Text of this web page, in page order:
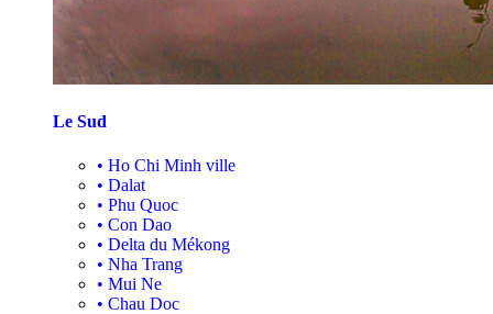
Le Sud
• Ho Chi Minh ville
• Dalat
• Phu Quoc
• Con Dao
• Delta du Mékong
• Nha Trang
• Mui Ne
• Chau Doc